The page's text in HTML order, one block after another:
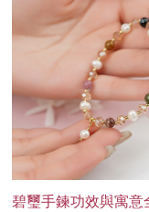
碧璽手鍊功效與寓